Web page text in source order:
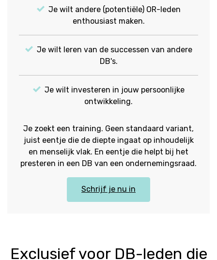
Je wilt andere (potentiële) OR-leden
enthousiast maken.
Je wilt leren van de successen van andere
DB's.
Je wilt investeren in jouw persoonlijke
ontwikkeling.
Je zoekt een training. Geen standaard variant,
juist eentje die de diepte ingaat op inhoudelijk
en menselijk vlak. En eentje die helpt bij het
presteren in een DB van een ondernemingsraad.
Schrijf je nu in
Exclusief voor DB-leden die